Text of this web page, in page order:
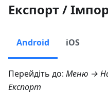
Експорт /
Android iOS
Перейдіть до: Меню →
Експорт